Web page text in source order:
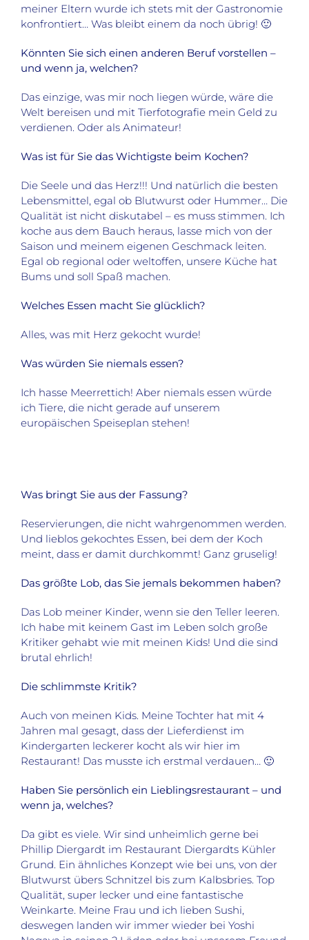
meiner Eltern wurde ich stets mit der Gastronomie
konfrontiert… Was bleibt einem da noch übrig! 🙂
Könnten Sie sich einen anderen Beruf vorstellen –
und wenn ja, welchen?
Das einzige, was mir noch liegen würde, wäre die
Welt bereisen und mit Tierfotografie mein Geld zu
verdienen. Oder als Animateur!
Was ist für Sie das Wichtigste beim Kochen?
Die Seele und das Herz!!! Und natürlich die besten
Lebensmittel, egal ob Blutwurst oder Hummer… Die
Qualität ist nicht diskutabel – es muss stimmen. Ich
koche aus dem Bauch heraus, lasse mich von der
Saison und meinem eigenen Geschmack leiten.
Egal ob regional oder weltoffen, unsere Küche hat
Bums und soll Spaß machen.
Welches Essen macht Sie glücklich?
Alles, was mit Herz gekocht wurde!
Was würden Sie niemals essen?
Ich hasse Meerrettich! Aber niemals essen würde
ich Tiere, die nicht gerade auf unserem
europäischen Speiseplan stehen!
Was bringt Sie aus der Fassung?
Reservierungen, die nicht wahrgenommen werden.
Und lieblos gekochtes Essen, bei dem der Koch
meint, dass er damit durchkommt! Ganz gruselig!
Das größte Lob, das Sie jemals bekommen haben?
Das Lob meiner Kinder, wenn sie den Teller leeren.
Ich habe mit keinem Gast im Leben solch große
Kritiker gehabt wie mit meinen Kids! Und die sind
brutal ehrlich!
Die schlimmste Kritik?
Auch von meinen Kids. Meine Tochter hat mit 4
Jahren mal gesagt, dass der Lieferdienst im
Kindergarten leckerer kocht als wir hier im
Restaurant! Das musste ich erstmal verdauen… 🙂
Haben Sie persönlich ein Lieblingsrestaurant – und
wenn ja, welches?
Da gibt es viele. Wir sind unheimlich gerne bei
Phillip Diergardt im Restaurant Diergardts Kühler
Grund. Ein ähnliches Konzept wie bei uns, von der
Blutwurst übers Schnitzel bis zum Kalbsbries. Top
Qualität, super lecker und eine fantastische
Weinkarte. Meine Frau und ich lieben Sushi,
deswegen landen wir immer wieder bei Yoshi